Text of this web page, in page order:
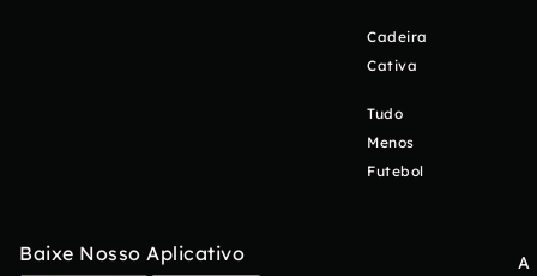
Cadeira
Cativa
Tudo
Menos
Futebol
Baixe Nosso Aplicativo
A